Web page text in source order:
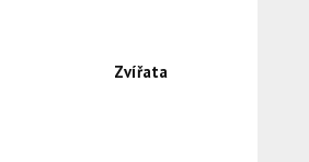
Zvířata